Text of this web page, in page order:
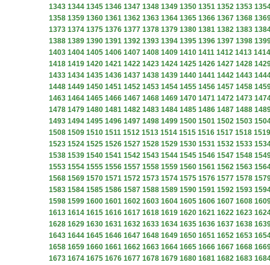
1343 1344 1345 1346 1347 1348 1349 1350 1351 1352 1353
1358 1359 1360 1361 1362 1363 1364 1365 1366 1367 1368
1373 1374 1375 1376 1377 1378 1379 1380 1381 1382 1383
1388 1389 1390 1391 1392 1393 1394 1395 1396 1397 1398
1403 1404 1405 1406 1407 1408 1409 1410 1411 1412 1413 1414
1418 1419 1420 1421 1422 1423 1424 1425 1426 1427 1428
1433 1434 1435 1436 1437 1438 1439 1440 1441 1442 1443
1448 1449 1450 1451 1452 1453 1454 1455 1456 1457 1458
1463 1464 1465 1466 1467 1468 1469 1470 1471 1472 1473
1478 1479 1480 1481 1482 1483 1484 1485 1486 1487 1488
1493 1494 1495 1496 1497 1498 1499 1500 1501 1502 1503
1508 1509 1510 1511 1512 1513 1514 1515 1516 1517 1518 1519
1523 1524 1525 1526 1527 1528 1529 1530 1531 1532 1533
1538 1539 1540 1541 1542 1543 1544 1545 1546 1547 1548
1553 1554 1555 1556 1557 1558 1559 1560 1561 1562 1563
1568 1569 1570 1571 1572 1573 1574 1575 1576 1577 1578
1583 1584 1585 1586 1587 1588 1589 1590 1591 1592 1593
1598 1599 1600 1601 1602 1603 1604 1605 1606 1607 1608
1613 1614 1615 1616 1617 1618 1619 1620 1621 1622 1623
1628 1629 1630 1631 1632 1633 1634 1635 1636 1637 1638
1643 1644 1645 1646 1647 1648 1649 1650 1651 1652 1653
1658 1659 1660 1661 1662 1663 1664 1665 1666 1667 1668
1673 1674 1675 1676 1677 1678 1679 1680 1681 1682 1683